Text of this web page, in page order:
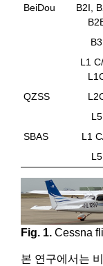
BeiDou
B2I,
B3
L1
QZSS
L5
SBAS
L1
L5
Fig. 1. Cessna
본 연구에서는